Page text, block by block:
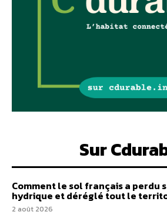
Sur
Comment le sol français a perdu
hydrique et déréglé tout le
2 août 2026